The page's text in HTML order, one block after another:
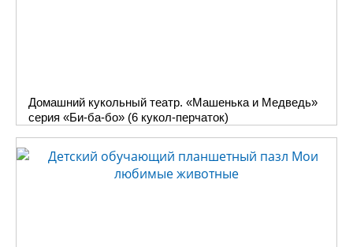
Домашний кукольный театр. «Машенька и Медведь»
серия «Би-ба-бо» (6 кукол-перчаток)